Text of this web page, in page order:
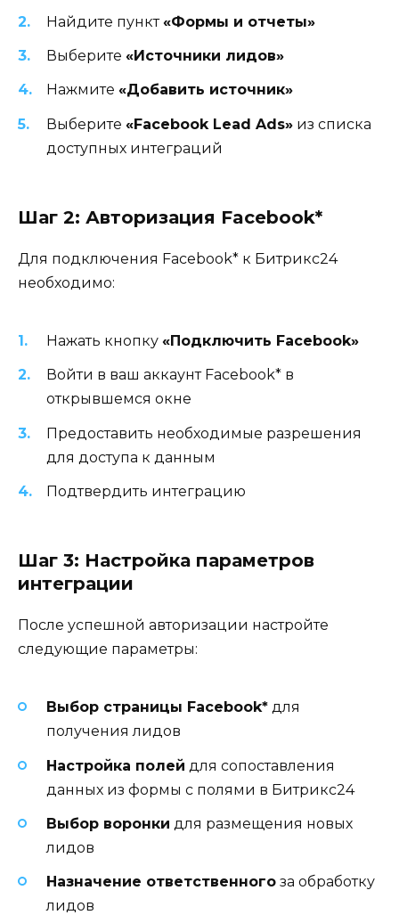
Найдите пункт«Формы и отчеты»
Выберите «Источники лидов»
Нажмите «Добавить источник»
Выберите «Facebook Lead Ads» из списка
доступных интеграций
Шаг 2: Авторизация Facebook*
Для подключения Facebook* к Битрикс24
необходимо:
Нажать кнопку «Подключить Facebook»
Войти в ваш аккаунт Facebook* в
открывшемся окне
Предоставить необходимые разрешения
для доступа к данным
Подтвердить интеграцию
Шаг 3: Настройка параметров
интеграции
После успешной авторизации настройте
следующие параметры:
Выбор страницы Facebook* для
получения лидов
Настройка полей для сопоставления
данных из формы с полями в Битрикс24
Выбор воронки для размещения новых
лидов
Назначение ответственного за обработку
лидов